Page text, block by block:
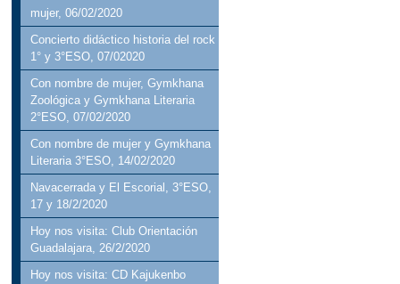
mujer, 06/02/2020
Concierto didáctico historia del rock
1° y 3°ESO, 07/02020
Con nombre de mujer, Gymkhana
Zoológica y Gymkhana Literaria
2°ESO, 07/02/2020
Con nombre de mujer y Gymkhana
Literaria 3°ESO, 14/02/2020
Navacerrada y El Escorial, 3°ESO,
17 y 18/2/2020
Hoy nos visita: Club Orientación
Guadalajara, 26/2/2020
Hoy nos visita: CD Kajukenbo